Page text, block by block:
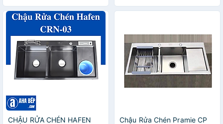
CHẬU RỬA CHÉN HAFEN
Chậu Rửa Chén Pramie CP